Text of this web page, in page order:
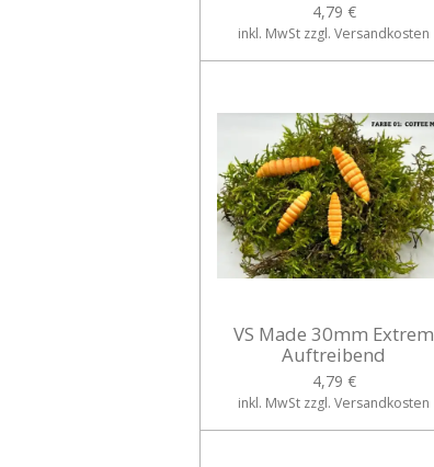
4,79 €
inkl. MwSt zzgl. Versandkosten
VS Made 30mm Extrem
Auftreibend
4,79 €
inkl. MwSt zzgl. Versandkosten